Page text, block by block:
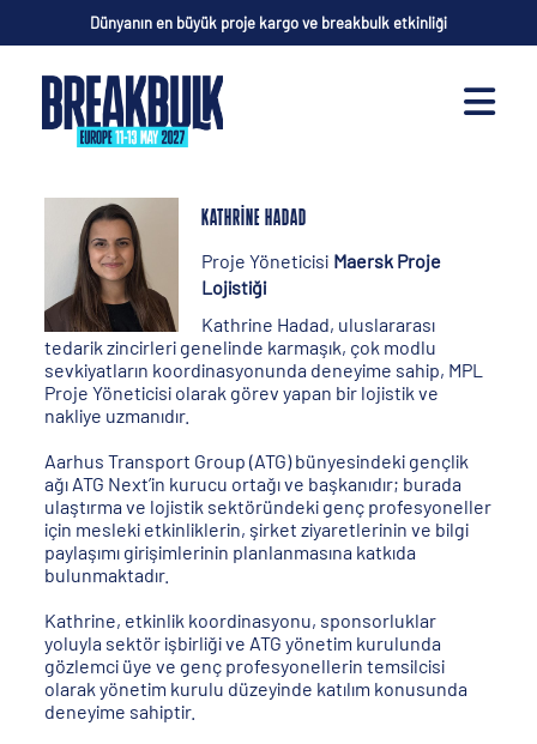
Dünyanın en büyük proje kargo ve breakbulk etkinliği
KATHRINE HADAD
Proje Yöneticisi Maersk Proje
Lojistiği
Kathrine Hadad, uluslararası
tedarik zincirleri genelinde karmaşık, çok modlu
sevkiyatların koordinasyonunda deneyime sahip, MPL
Proje Yöneticisi olarak görev yapan bir lojistik ve
nakliye uzmanıdır.
Aarhus Transport Group (ATG) bünyesindeki gençlik
ağı ATG Next’in kurucu ortağı ve başkanıdır; burada
ulaştırma ve lojistik sektöründeki genç profesyoneller
için mesleki etkinliklerin, şirket ziyaretlerinin ve bilgi
paylaşımı girişimlerinin planlanmasına katkıda
bulunmaktadır.
Kathrine, etkinlik koordinasyonu, sponsorluklar
yoluyla sektör işbirliği ve ATG yönetim kurulunda
gözlemci üye ve genç profesyonellerin temsilcisi
olarak yönetim kurulu düzeyinde katılım konusunda
deneyime sahiptir.